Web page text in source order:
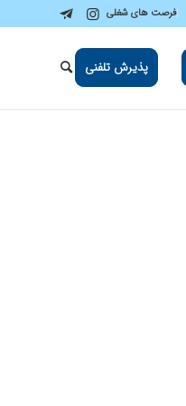
فرصت های شغلی
پذیرش تلفنی